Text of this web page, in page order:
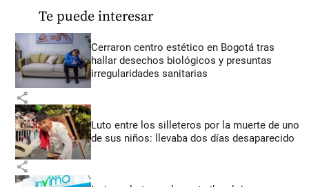
Te puede interesar
Cerraron centro estético en Bogotá tras
hallar desechos biológicos y presuntas
irregularidades sanitarias
share
Luto entre los silleteros por la muerte de uno
de sus niños: llevaba dos días desaparecido
share